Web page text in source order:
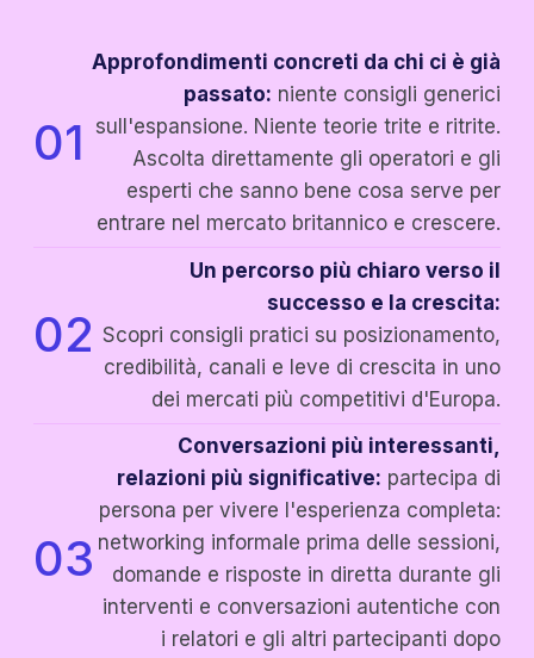
01
Approfondimenti concreti da chi ci è già
passato: niente consigli generici
sull'espansione. Niente teorie trite e ritrite.
Ascolta direttamente gli operatori e gli
esperti che sanno bene cosa serve per
entrare nel mercato britannico e crescere.
02
Un percorso più chiaro verso il
successo e la crescita:
Scopri consigli pratici su posizionamento,
credibilità, canali e leve di crescita in uno
dei mercati più competitivi d'Europa.
03
Conversazioni più interessanti,
relazioni più significative: partecipa di
persona per vivere l'esperienza completa:
networking informale prima delle sessioni,
domande e risposte in diretta durante gli
interventi e conversazioni autentiche con
i relatori e gli altri partecipanti dopo